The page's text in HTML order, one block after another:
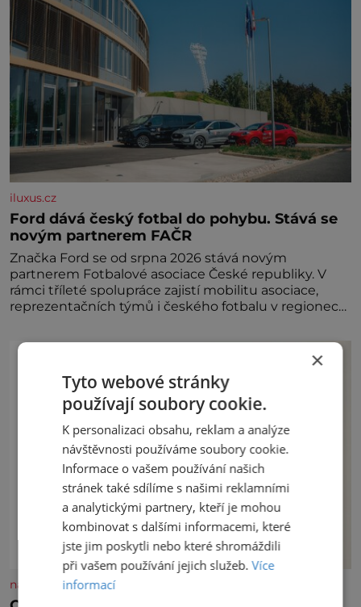
iluxus.cz
Ford dává český fotbal do pohybu. Stává se
novým partnerem FAČR
Značka Ford se od srpna 2026 stává novým
partnerem Fotbalové asociace České republiky. V
rámci tříleté spolupráce zajistí mobilitu asociace,
reprezentačních týmů i českého fotbalu v regionech.
nasehvezdy.cz
×
Tyto webové stránky
používají soubory cookie.
K personalizaci obsahu, reklam a analýze
návštěvnosti používáme soubory cookie.
Informace o vašem používání našich
stránek také sdílíme s našimi reklamními
a analytickými partnery, kteří je mohou
kombinovat s dalšími informacemi, které
jste jim poskytli nebo které shromáždili
při vašem používání jejich služeb.Více
informací